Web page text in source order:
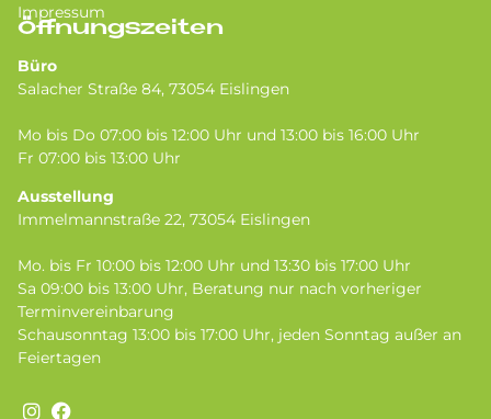
Impressum
Öffnungszeiten
Büro
Salacher Straße 84, 73054 Eislingen
Mo bis Do 07:00 bis 12:00 Uhr und 13:00 bis 16:00 Uhr
Fr 07:00 bis 13:00 Uhr
Ausstellung
Immelmannstraße 22, 73054 Eislingen
Mo. bis Fr 10:00 bis 12:00 Uhr und 13:30 bis 17:00 Uhr
Sa 09:00 bis 13:00 Uhr, Beratung nur nach vorheriger
Terminvereinbarung
Schausonntag 13:00 bis 17:00 Uhr, jeden Sonntag außer an
Feiertagen